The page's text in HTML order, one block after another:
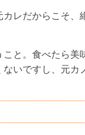
レだからこそ、
と。食べたら美
いですし、元カ